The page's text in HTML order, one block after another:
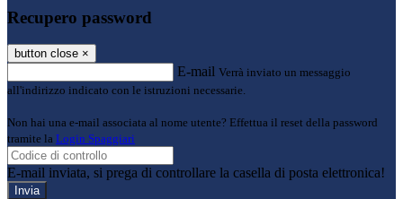
Recupero password
button close ×
E-mail Verrà inviato un messaggio
all'indirizzo indicato con le istruzioni necessarie.
Non hai una e-mail associata al nome utente? Effettua il reset della password
tramite la Login Spaggiari
E-mail inviata, si prega di controllare la casella di posta elettronica!